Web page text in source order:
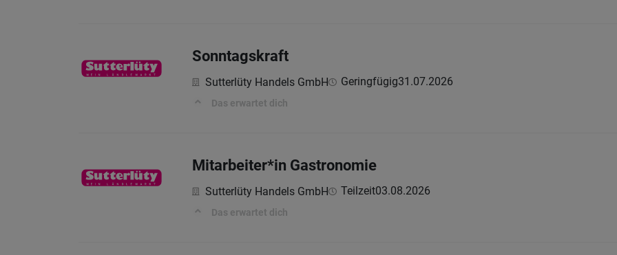
Sonntagskraft
Sutterlüty Handels GmbH Geringfügig31.07.2026
Das erwartet dich
Mitarbeiter*in Gastronomie
Sutterlüty Handels GmbH Teilzeit03.08.2026
Das erwartet dich